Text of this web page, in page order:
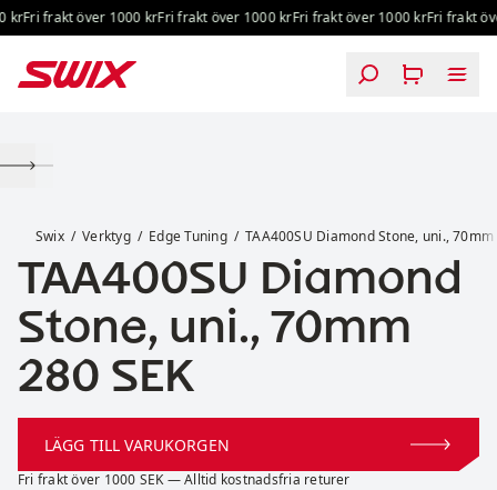
Hoppa till innehåll
Fri frakt över 1000 krFri frakt över 1000 krFri frakt över 1000 krFri frakt
Swix Verktyg Edge Tuning TAA400SU Diamond Stone, uni., 70mm
TAA400SU Diamond
Stone, uni., 70mm
Pris:
280 SEK
LÄGG TILL VARUKORGEN
Fri frakt över 1000 SEK — Alltid kostnadsfria returer